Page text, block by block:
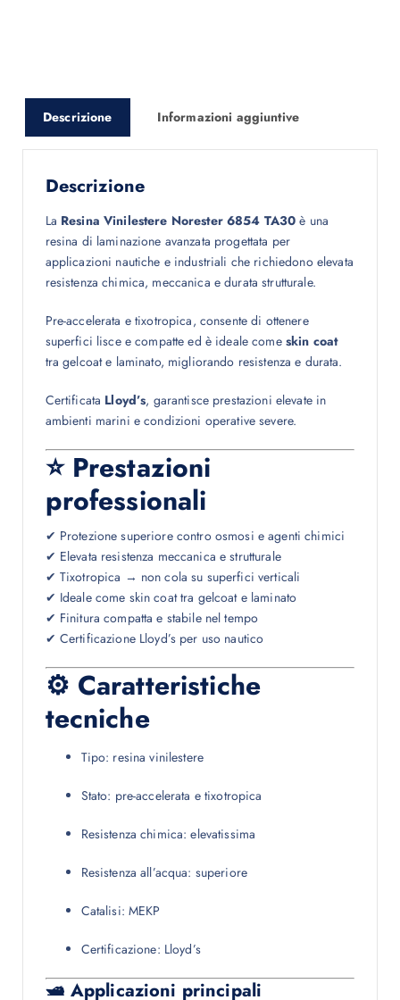
Descrizione Informazioni aggiuntive
Descrizione
La Resina Vinilestere Norester 6854 TA30 è una
resina di laminazione avanzata progettata per
applicazioni nautiche e industriali che richiedono elevata
resistenza chimica, meccanica e durata strutturale.
Pre-accelerata e tixotropica, consente di ottenere
superfici lisce e compatte ed è ideale come skin coat
tra gelcoat e laminato, migliorando resistenza e durata.
Certificata Lloyd’s, garantisce prestazioni elevate in
ambienti marini e condizioni operative severe.
⭐ Prestazioni
professionali
✔ Protezione superiore contro osmosi e agenti chimici
✔ Elevata resistenza meccanica e strutturale
✔ Tixotropica → non cola su superfici verticali
✔ Ideale come skin coat tra gelcoat e laminato
✔ Finitura compatta e stabile nel tempo
✔ Certificazione Lloyd’s per uso nautico
⚙ Caratteristiche
tecniche
Tipo: resina vinilestere
Stato: pre-accelerata e tixotropica
Resistenza chimica: elevatissima
Resistenza all’acqua: superiore
Catalisi: MEKP
Certificazione: Lloyd’s
🛥 Applicazioni principali